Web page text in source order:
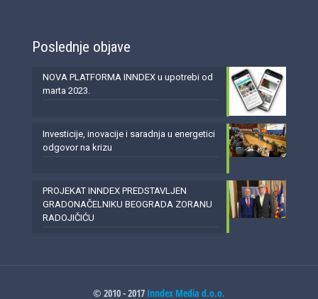
Poslednje objave
NOVA PLATFORMA INNDEX u upotrebi od
marta 2023.
Investicije, inovacije i saradnja u energetici
odgovor na krizu
PROJEKAT INNDEX PREDSTAVLJEN
GRADONAČELNIKU BEOGRADA ZORANU
RADOJIČIĆU
© 2010 - 2017 Inndex Media d.o.o.